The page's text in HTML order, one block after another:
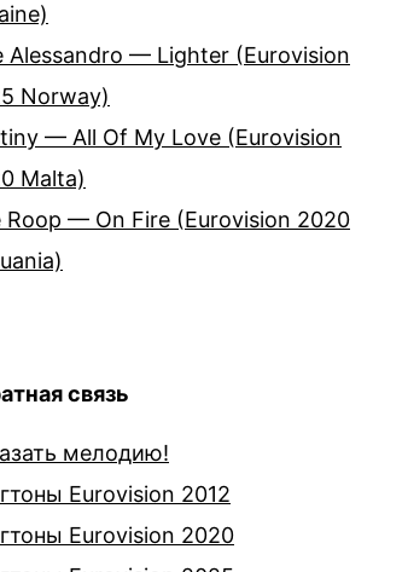
Alessandro — Lighter (Eurovision
Norway)
— All Of My Love (Eurovision
Malta)
Roop — On Fire (Eurovision 2020
связь
мелодию!
Eurovision 2012
Eurovision 2020